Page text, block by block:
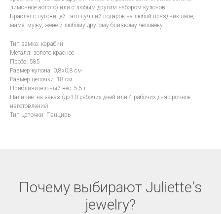
лимонное золото) или с любым другим набором кулонов.
Браслет с пуговицей - это лучший подарок на любой праздник папе,
маме, мужу, жене и любому другому близкому человеку.
Тип замка: карабин
Металл: золото красное
Проба: 585
Размер кулона: 0,8x0,8 см
Размер цепочки: 18 см
Приблизительный вес: 5,5 г.
Наличие: на заказ (до 10 рабочих дней или 4 рабочих дня срочное
изготовление)
Тип цепочки: Панцирь
Почему выбирают Juliette's
jewelry?